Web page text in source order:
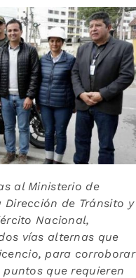
al Ministerio de
de Tránsito y
Nacional,
vías alternas que
para corroborar
que requieren